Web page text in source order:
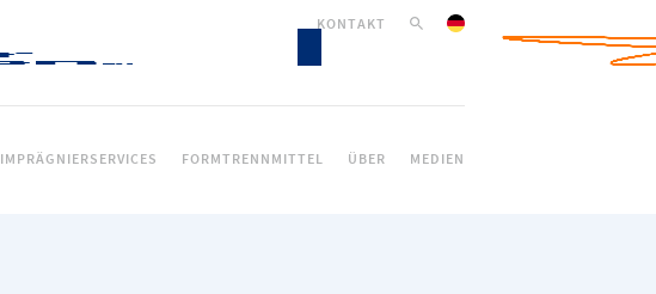
IMPRÄGNIERSERVICES FORMTRENNMITTEL ÜBER MEDIEN
KONTAKT